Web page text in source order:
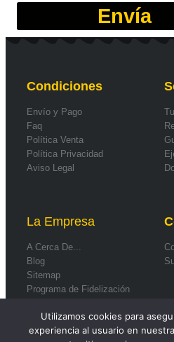
Envía
Condiciones
Envío y Pago
Faq
Política Venta
Política Privacidad
Aviso Legal
La Empresa
A Cerca De...
Blog
Sitemap
Programa de Fidelización
Utilizamos cookies para
experiencia al usuario en